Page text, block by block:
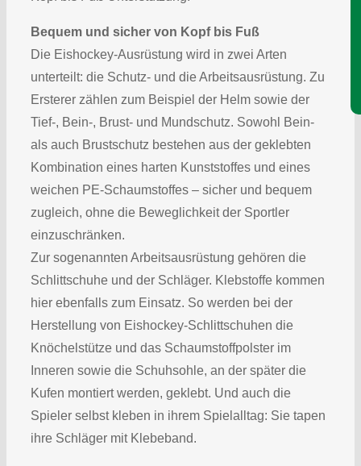
Bequem und sicher von Kopf bis Fuß
Die Eishockey-Ausrüstung wird in zwei Arten
unterteilt: die Schutz- und die Arbeitsausrüstung. Zu
Ersterer zählen zum Beispiel der Helm sowie der
Tief-, Bein-, Brust- und Mundschutz. Sowohl Bein-
als auch Brustschutz bestehen aus der geklebten
Kombination eines harten Kunststoffes und eines
weichen PE-Schaumstoffes – sicher und bequem
zugleich, ohne die Beweglichkeit der Sportler
einzuschränken.
Zur sogenannten Arbeitsausrüstung gehören die
Schlittschuhe und der Schläger. Klebstoffe kommen
hier ebenfalls zum Einsatz. So werden bei der
Herstellung von Eishockey-Schlittschuhen die
Knöchelstütze und das Schaumstoffpolster im
Inneren sowie die Schuhsohle, an der später die
Kufen montiert werden, geklebt. Und auch die
Spieler selbst kleben in ihrem Spielalltag: Sie tapen
ihre Schläger mit Klebeband.